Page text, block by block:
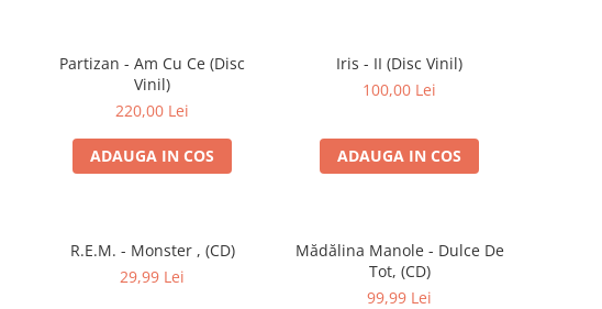
Partizan - Am Cu Ce (Disc
Vinil)
220,00 Lei
ADAUGA IN COS
Iris - II (Disc Vinil)
100,00 Lei
ADAUGA IN COS
R.E.M. - Monster , (CD)
29,99 Lei
Mădălina Manole - Dulce De
Tot, (CD)
99,99 Lei